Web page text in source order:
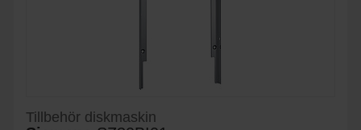
Tillbehör diskmaskin